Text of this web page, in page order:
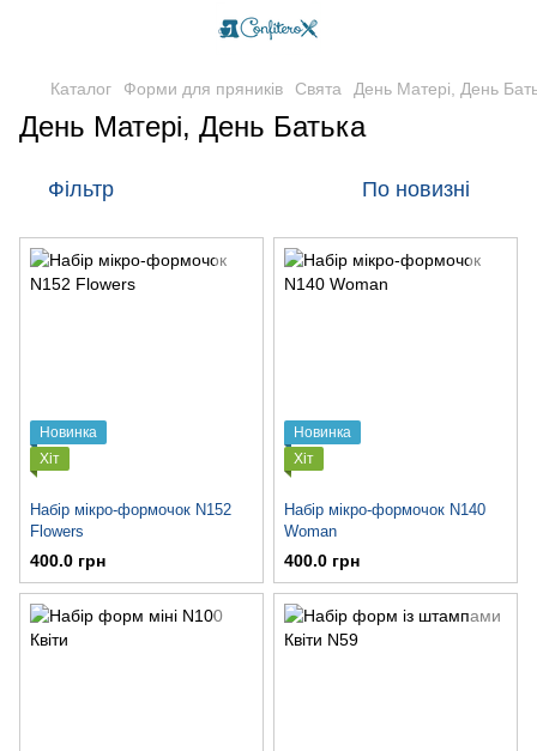
Каталог Форми для пряників Свята День Матері, День
День Матері, День Батька
Фільтр По новизні
Новинка
Хіт
Набір мікро-формочок N152
Flowers
400.0 грн
Новинка
Хіт
Набір мікро-формочок N140
Woman
400.0 грн